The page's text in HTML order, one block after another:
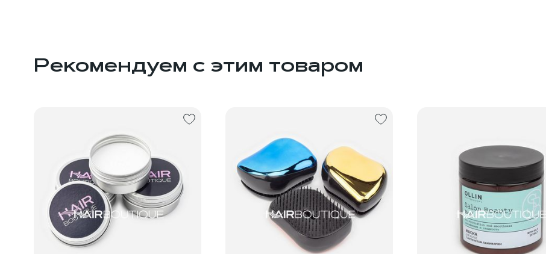
Рекомендуем с этим товаром